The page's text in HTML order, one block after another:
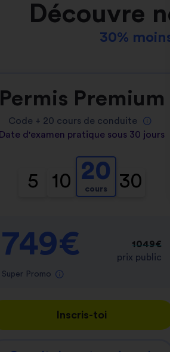
Découvre
30%
Permis Premium
Code + 20 cours de conduite
Date d'examen pratique sous 30 jours
5 10 20
cours 30
749€
Super Promo
1049€
prix public
Inscris-toi